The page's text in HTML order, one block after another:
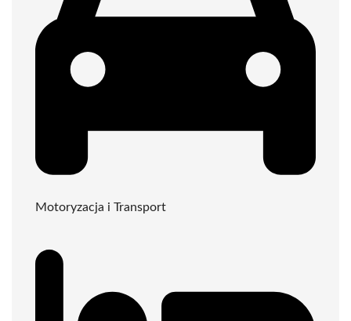
Motoryzacja i Transport